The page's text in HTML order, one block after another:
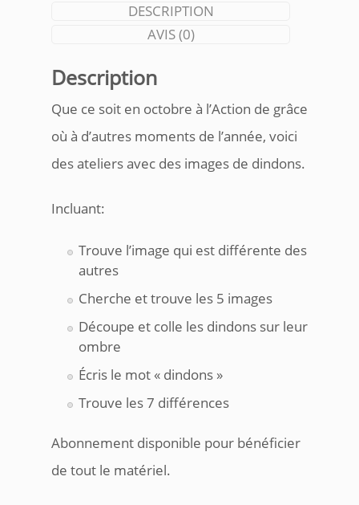
DESCRIPTION
AVIS (0)
Description
Que ce soit en octobre à l’Action de grâce
où à d’autres moments de l’année, voici
des ateliers avec des images de dindons.
Incluant:
Trouve l’image qui est différente des
autres
Cherche et trouve les 5 images
Découpe et colle les dindons sur leur
ombre
Écris le mot « dindons »
Trouve les 7 différences
Abonnement disponible pour bénéficier
de tout le matériel.